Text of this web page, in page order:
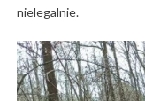
nielegalnie.